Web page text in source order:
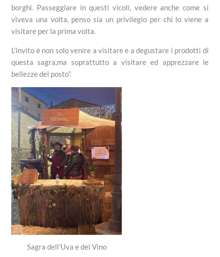
borghi. Passeggiare in questi vicoli, vedere anche come si
viveva una volta, penso sia un privilegio per chi lo viene a
visitare per la prima volta.
L’invito è non solo venire a visitare e a degustare i prodotti di
questa sagra,ma soprattutto a visitare ed apprezzare le
bellezze del posto”.
Sagra dell’Uva e del Vino